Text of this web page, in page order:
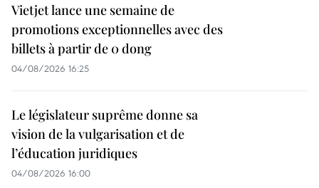
Vietjet lance une semaine de
promotions exceptionnelles avec des
billets à partir de 0 dong
04/08/2026 16:25
Le législateur suprême donne sa
vision de la vulgarisation et de
l’éducation juridiques
04/08/2026 16:00